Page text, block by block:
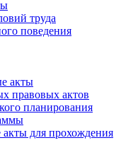
труда
поведения
акты
правовых актов
планирования
для прохождения